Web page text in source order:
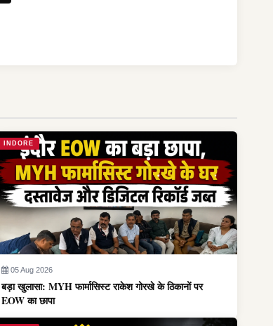
INDORE
05 Aug 2026
बड़ा खुलासा: MYH फार्मासिस्ट राकेश गोरखे के ठिकानों पर
EOW का छापा